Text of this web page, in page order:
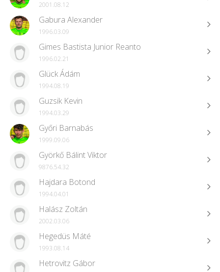
2001.08.12
Gabura Alexander
1996.03.09
Gimes Bastista Junior Reanto
1996.02.21
Glück Ádám
1994.08.19
Guzsik Kevin
1994.03.29
Győri Barnabás
1999.09.06
Györkő Bálint Viktor
9876.54.32
Hajdara Botond
1994.04.01
Halász Zoltán
2002.03.06
Hegedüs Máté
1993.08.14
Hetrovitz Gábor